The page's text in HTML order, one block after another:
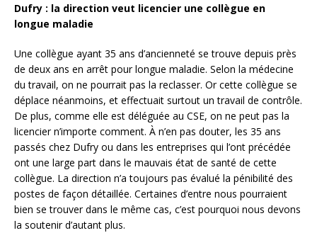
Dufry : la direction veut licencier une collègue en
longue maladie
Une collègue ayant 35 ans d’ancienneté se trouve depuis près
de deux ans en arrêt pour longue maladie. Selon la médecine
du travail, on ne pourrait pas la reclasser. Or cette collègue se
déplace néanmoins, et effectuait surtout un travail de contrôle.
De plus, comme elle est déléguée au CSE, on ne peut pas la
licencier n’importe comment. À n’en pas douter, les 35 ans
passés chez Dufry ou dans les entreprises qui l’ont précédée
ont une large part dans le mauvais état de santé de cette
collègue. La direction n’a toujours pas évalué la pénibilité des
postes de façon détaillée. Certaines d’entre nous pourraient
bien se trouver dans le même cas, c’est pourquoi nous devons
la soutenir d’autant plus.